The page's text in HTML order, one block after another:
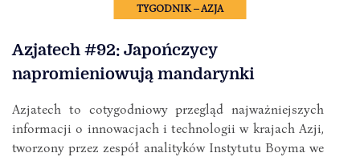
TYGODNIK – AZJA
Azjatech #92: Japończycy
napromieniowują mandarynki
Azjatech to cotygodniowy przegląd najważniejszych
informacji o innowacjach i technologii w krajach Azji,
tworzony przez zespół analityków Instytutu Boyma we